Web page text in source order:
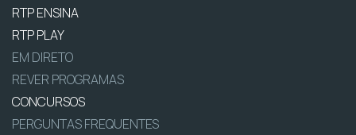
RTP ENSINA
RTP PLAY
EM DIRETO
REVER PROGRAMAS
CONCURSOS
PERGUNTAS FREQUENTES